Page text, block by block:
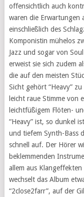
offensichtlich auch
waren die Erwartungen
einschließlich des
Komponistin mühelos
Jazz und sogar von
erweist sie sich zudem
die auf den meisten
Sicht gehört “Heavy”
leicht raue Stimme von
leichtfüßigem Flöten-
“Heavy” ist, so dunkel
und tiefem Synth-Bass
schnell auf. Der Hörer
beklemmenden
allem aus
wechselt das Album
“2close2farr”, auf der